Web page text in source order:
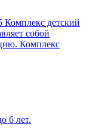
Комплекс детский
собой
Комплекс
6 лет.